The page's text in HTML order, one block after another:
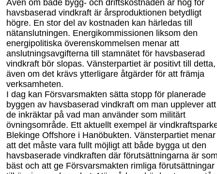
Även om både bygg- och driftskostnaden är hög för
havsbaserad vindkraft är årsproduktionen betydligt
högre. En stor del av kostnaden kan härledas till
nätanslutningen. Energikommissionen liksom den
energipolitiska överenskommelsen menar att
anslutningsavgifterna till stamnätet för havsbaserad
vindkraft bör slopas. Vänsterpartiet är positivt till detta,
även om det krävs ytterligare åtgärder för att främja
verksamheten.
I dag kan Försvarsmakten sätta stopp för planerade
byggen av havsbaserad vindkraft om man upplever att
de inkräktar på vad man använder som militärt
övningsområde. Ett aktuellt exempel är
Blekinge Offshore i Hanöbukten. Vänsterpartiet menar
att det måste vara fullt möjligt att både bygga ut den
havsbaserade vindkraften där förutsättningarna är
bäst och att ge Försvarsmakten rimliga förutsättningar